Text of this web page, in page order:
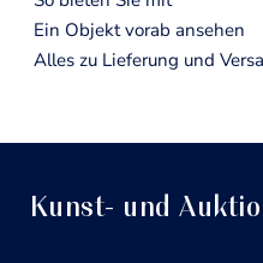
Ein Objekt vorab ansehen
Alles zu Lieferung und
Kunst- und